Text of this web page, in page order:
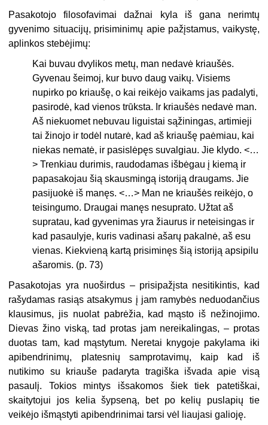
Pasakotojo filosofavimai dažnai kyla iš gana nerimtų
gyvenimo situacijų, prisiminimų apie pažįstamus, vaikystę,
aplinkos stebėjimų:
Kai buvau dvylikos metų, man nedavė kriaušės.
Gyvenau šeimoj, kur buvo daug vaikų. Visiems
nupirko po kriaušę, o kai reikėjo vaikams jas padalyti,
pasirodė, kad vienos trūksta. Ir kriaušės nedavė man.
Aš niekuomet nebuvau liguistai sąžiningas, artimieji
tai žinojo ir todėl nutarė, kad aš kriaušę paėmiau, kai
niekas nematė, ir pasislėpęs suvalgiau. Jie klydo. <…
> Trenkiau durimis, raudodamas išbėgau į kiemą ir
papasakojau šią skausmingą istoriją draugams. Jie
pasijuokė iš manęs. <…> Man ne kriaušės reikėjo, o
teisingumo. Draugai manęs nesuprato. Užtat aš
supratau, kad gyvenimas yra žiaurus ir neteisingas ir
kad pasaulyje, kuris vadinasi ašarų pakalnė, aš esu
vienas. Kiekvieną kartą prisiminęs šią istoriją apsipilu
ašaromis. (p. 73)
Pasakotojas yra nuoširdus – prisipažįsta nesitikintis, kad
rašydamas rasiąs atsakymus į jam ramybės neduodančius
klausimus, jis nuolat pabrėžia, kad mąsto iš nežinojimo.
Dievas žino viską, tad protas jam nereikalingas, – protas
duotas tam, kad mąstytum. Neretai knygoje pakylama iki
apibendrinimų, platesnių samprotavimų, kaip kad iš
nutikimo su kriauše padaryta tragiška išvada apie visą
pasaulį. Tokios mintys išsakomos šiek tiek patetiškai,
skaitytojui jos kelia šypseną, bet po kelių puslapių tie
veikėjo išmąstyti apibendrinimai tarsi vėl liaujasi galioję.